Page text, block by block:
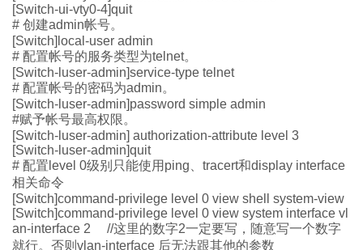
[Switch-ui-vty0-4]quit
# 创建admin帐号。
[Switch]local-user admin
# 配置帐号的服务类型为telnet。
[Switch-luser-admin]service-type telnet
# 配置帐号的密码为admin。
[Switch-luser-admin]password simple admin
#赋予帐号最高权限。
[Switch-luser-admin] authorization-attribute level 3
[Switch-luser-admin]quit
# 配置 level 0级别只能使用 ping tracert和display interface
相关命令
[Switch]command-privilege level 0 view shell system-view
[Switch]command-privilege level 0 view system interface vl
an-interface 2 //这里的数字2一定要写，随意写一个数字
就行。否则 vlan-interface 后无法跟其他的参数